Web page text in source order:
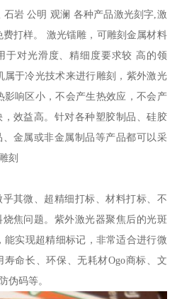
岩 公明 观澜 各种产品激光刻字,激
打样。 激光镭雕，可雕刻金属材料
于对光滑度、精细度要求较 高的领
于冷光技术来进行雕刻，紫外激光
响区小，不会产生热效应，不会产
效益高。针对各种塑胶制品、硅胶
金属或非金属制品等产品都可以采
刻
其微、超精细打标、材料打标、不
焦问题。紫外激光器聚焦后的光斑
能实现超精细标记，非常适合进行微
命长、环保、无耗材Ogo商标、文
伪码等。